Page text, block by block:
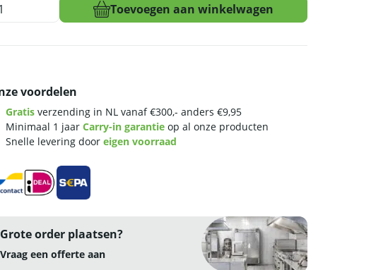
Toevoegen aan winkelwagen
voordelen
Gratis verzending in NL vanaf €300,- anders €9,95
Minimaal 1 jaar Carry-in garantie op al onze producten
Snelle levering door eigen voorraad
Grote order plaatsen?
Vraag een offerte aan